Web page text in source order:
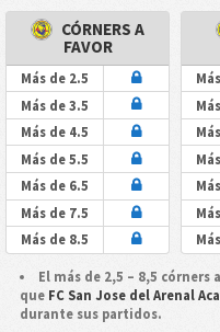
CÓRNERS A
FAVOR
Más de 2.5
Más de 3.5
Más de 4.5
Más de 5.5
Más de 6.5
Más de 7.5
Más de 8.5
El más de 2,5 – 8,5 córners
que FC San Jose del Arenal
durante sus partidos.